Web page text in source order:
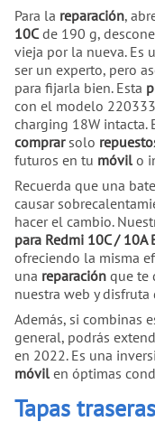
Para la reparación,
10C de 190 g,
vieja por la nueva. Es
ser un experto, pero
para fijarla bien. Esta
con el modelo
charging 18W intacta.
comprarsolo
futuros en tu móvil o
Recuerda que una
causar
hacer el cambio.
para Redmi 10C / 10A
ofreciendo la misma
una reparación que te
nuestra web y disfruta
Además, si combinas
general, podrás
en 2022. Es una
móvil en óptimas
Tapas